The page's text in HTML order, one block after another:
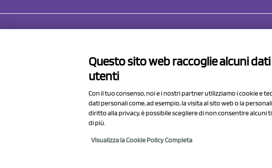
Via Prov.le Sassuolo
2023 NCX Drahorad srl - All rights reserved
Questo sito web raccoglie alcuni
utenti
Con il tuo consenso, noi e i nostri partner utilizziamo i cookie e
dati personali come, ad esempio, la visita al sito web o la
diritto alla privacy, è possibile scegliere di non consentire alcuni
di più.
Visualizza la Cookie Policy Completa